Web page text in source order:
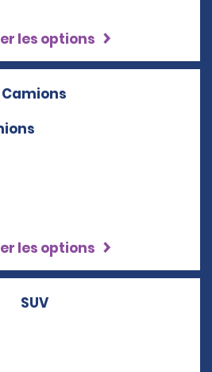
les options
Camions
les options
SUV